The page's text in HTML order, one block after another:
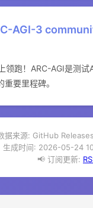
AGI-3
跑！ARC-AGI是测
要里程碑。
据来源: GitHub
生成时间: 2026-05-24
📢 订阅更新: